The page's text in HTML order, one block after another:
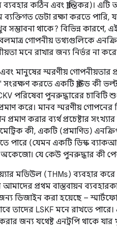
ব্যবহার কঠিন এবং ক্লান্তিকর)।
ব্যক্তিগত ডেটা রক্ষা করতে
সম্ভাবনা থাকে? বিভিন্ন কারণে,
গোপনীয় তথ্যগুলিকে
মনে রাখার জন্য নির্ভর না
এবং মানুষের স্মরণীয়
করতে একটি ক্লাউড কী
পরিষেবা পুনরুদ্ধারের
করে। মানব স্মরণীয় গোপনের
প্রমাণ করার ব্যর্থ প্রচেষ্টার
কী, একটি (প্রমাণিত)
পারে (যেমন একটি ডিস্ক
যে কেউ পুনরুদ্ধার কী
মডিউল (THMs) ব্যবহার
আমাদের প্রথম বাস্তবায়ন
ডিজাইন করা হয়েছে –
তাদের LSKF মনে রাখতে
জন্য যথেষ্ট এনট্রপি থাকে যার